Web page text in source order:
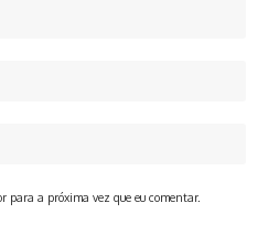
para a próxima vez que eu comentar.